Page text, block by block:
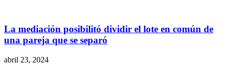
La mediación posibilitó dividir el lote en común de
una pareja que se separó
abril 23, 2024